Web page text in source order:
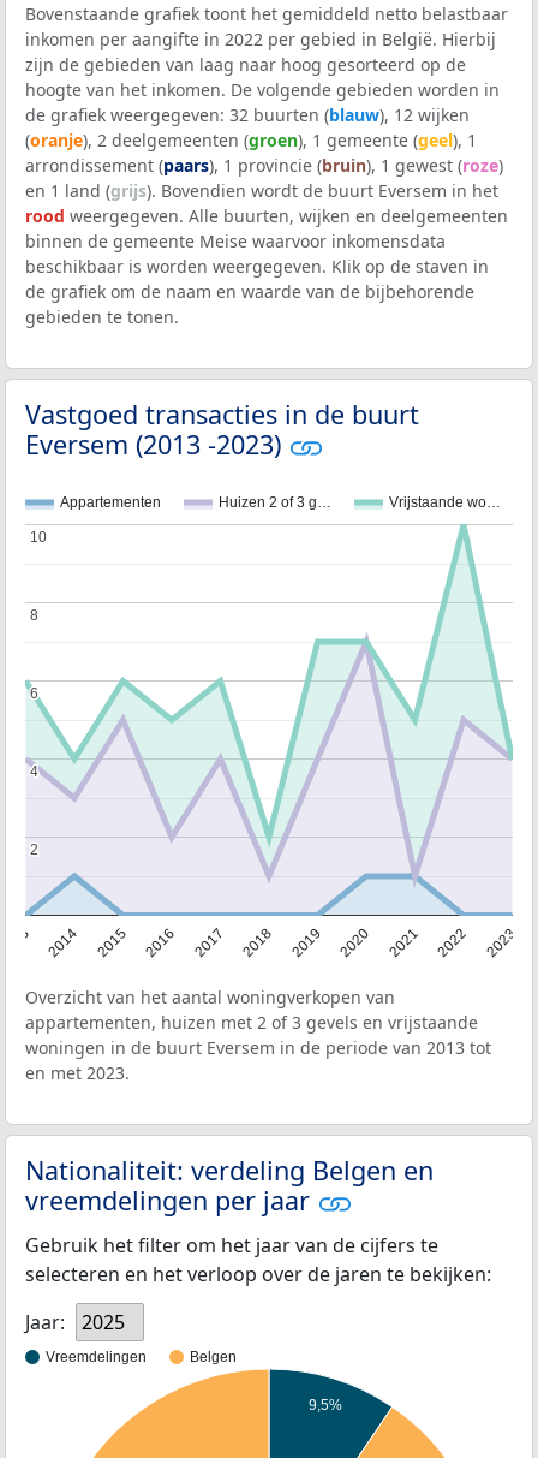
Bovenstaande grafiek toont het gemiddeld netto belastbaar
inkomen per aangifte in 2022 per gebied in België. Hierbij
zijn de gebieden van laag naar hoog gesorteerd op de
hoogte van het inkomen. De volgende gebieden worden in
de grafiek weergegeven: 32 buurten (blauw), 12 wijken
(oranje), 2 deelgemeenten (groen), 1 gemeente (geel), 1
arrondissement (paars), 1 provincie (bruin), 1 gewest (roze)
en 1 land (grijs). Bovendien wordt de buurt Eversem in het
rood weergegeven. Alle buurten, wijken en deelgemeenten
binnen de gemeente Meise waarvoor inkomensdata
beschikbaar is worden weergegeven. Klik op de staven in
de grafiek om de naam en waarde van de bijbehorende
gebieden te tonen.
Vastgoed transacties in de buurt
Eversem (2013 -2023)
Appartementen Huizen 2 of 3 g… Vrijstaande wo…
2014 2015 2016 2017 2018 2019 2020 2021 2022 2023
2
2
4
4
6
6
8
8
10
10
Overzicht van het aantal woningverkopen van
appartementen, huizen met 2 of 3 gevels en vrijstaande
woningen in de buurt Eversem in de periode van 2013 tot
en met 2023.
Nationaliteit: verdeling Belgen en
vreemdelingen per jaar
Gebruik het filter om het jaar van de cijfers te
selecteren en het verloop over de jaren te bekijken:
Jaar:
2025
Vreemdelingen Belgen
9,5%